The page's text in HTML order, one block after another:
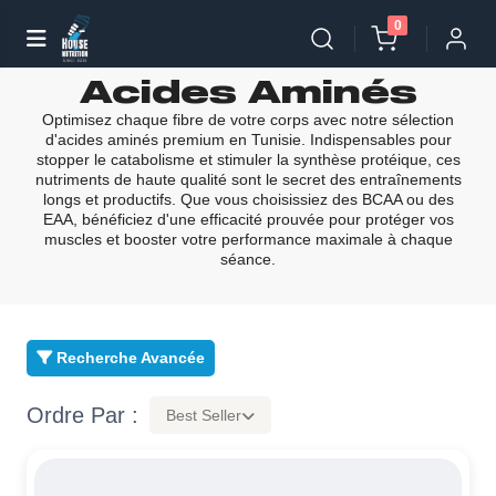
0
Acides Aminés
Optimisez chaque fibre de votre corps avec notre sélection
d'acides aminés premium en Tunisie. Indispensables pour
stopper le catabolisme et stimuler la synthèse protéique, ces
nutriments de haute qualité sont le secret des entraînements
longs et productifs. Que vous choisissiez des BCAA ou des
EAA, bénéficiez d'une efficacité prouvée pour protéger vos
muscles et booster votre performance maximale à chaque
séance.
Recherche Avancée
Ordre Par : Best Seller